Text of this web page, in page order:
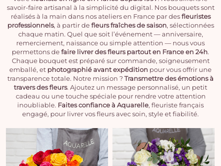
savoir-faire artisanal à la simplicité du digital. Nos bouquets sont
réalisés à la main dans nos ateliers en France par desfleuristes
professionnels, à partir defleurs fraîches de saison, sélectionnées
chaque matin. Quel que soit l’événement — anniversaire,
remerciement, naissance ou simple attention — nous vous
permettons defaire livrer des fleurs partout en France en 24h.
Chaque bouquet est préparé sur commande, soigneusement
emballé, et photographié avant expédition pour vous offrir une
transparence totale. Notre mission ?Transmettre des émotions à
travers des fleurs. Ajoutez un message personnalisé, un petit
cadeau ou une touche spéciale pour rendre votre attention
inoubliable. Faites confiance à Aquarelle, fleuriste français
engagé, pour livrer vos fleurs avec soin, style et fiabilité.